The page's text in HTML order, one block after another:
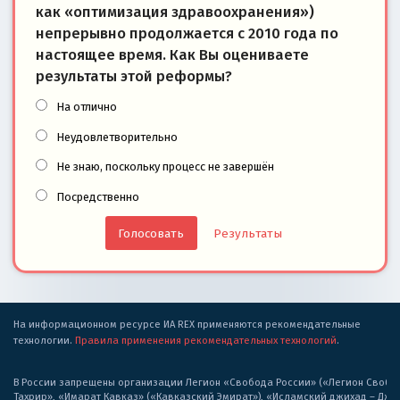
как «оптимизация здравоохранения»)
непрерывно продолжается с 2010 года по
настоящее время. Как Вы оцениваете
результаты этой реформы?
На отлично
Неудовлетворительно
Не знаю, поскольку процесс не завершён
Посредственно
Результаты
На информационном ресурсе ИА REX применяются рекомендательные
технологии. Правила применения рекомендательных технологий.
В России запрещены организации Легион «Свобода России» («Легион
Тахрир», «Имарат Кавказ» («Кавказский Эмират»), «Исламский джихад –